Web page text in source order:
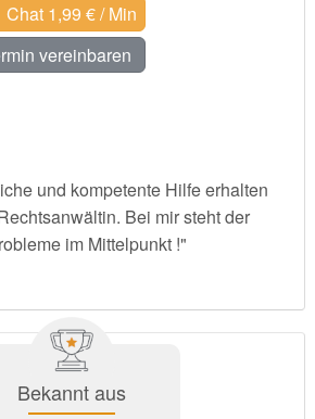
Chat 1,99 € / Min
vereinbaren
und kompetente Hilfe erhalten
Bei mir steht der
im Mittelpunkt !"
Bekannt aus